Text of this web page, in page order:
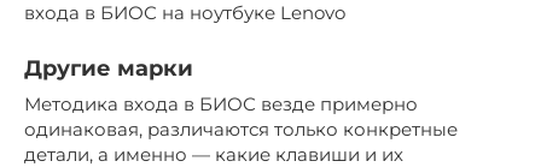
входа в БИОС на ноутбуке Lenovo
Другие марки
Методика входа в БИОС везде примерно
одинаковая, различаются только конкретные
детали, а именно — какие клавиши и их